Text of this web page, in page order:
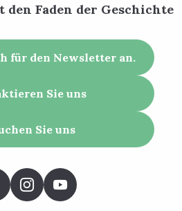
Faden der Geschichte
für den Newsletter an.
Sie uns
Sie uns